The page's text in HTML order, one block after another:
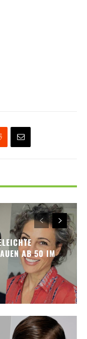
AB 50 IM